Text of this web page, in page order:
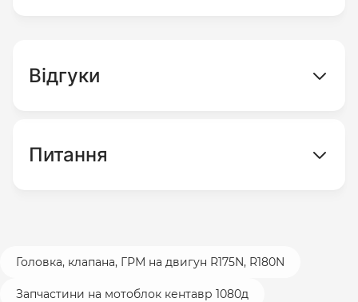
Відгуки
Питання
Головка, клапана, ГРМ на двигун R175N, R180N
Запчастини на мотоблок кентавр 1080д